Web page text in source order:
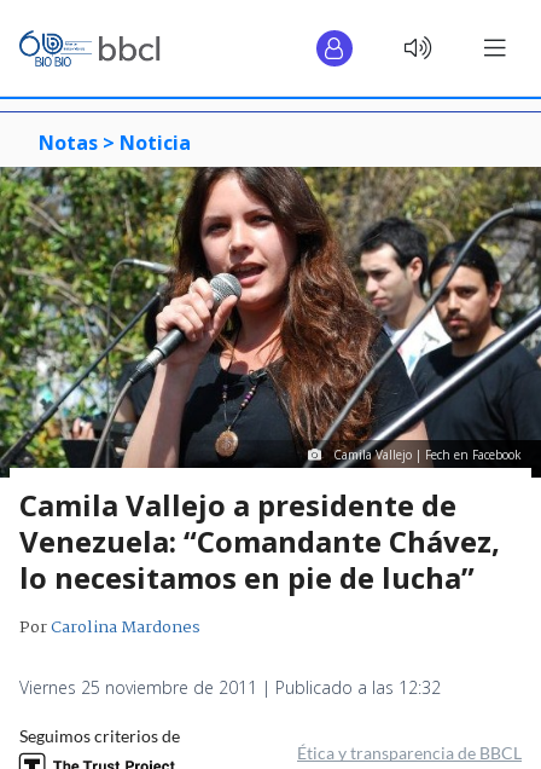
Notas > Noticia
Camila Vallejo | Fech en Facebook
Camila Vallejo a presidente de
Venezuela: “Comandante Chávez,
lo necesitamos en pie de lucha”
PorCarolina Mardones
Viernes 25 noviembre de 2011 | Publicado a las 12:32
Seguimos criterios de
Ética y transparencia de BBCL